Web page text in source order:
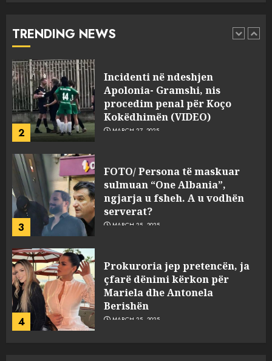
TRENDING NEWS
1
pasuri të pajustifikuar
2
Incidenti në ndeshjen
Apolonia- Gramshi, nis
procedim penal për Koço
Kokëdhimën (VIDEO)
MARCH 27, 2025
3
FOTO/ Persona të maskuar
sulmuan “One Albania”,
ngjarja u fsheh. A u vodhën
serverat?
MARCH 25, 2025
4
Prokuroria jep pretencën, ja
çfarë dënimi kërkon për
Mariela dhe Antonela
Berishën
MARCH 25, 2025